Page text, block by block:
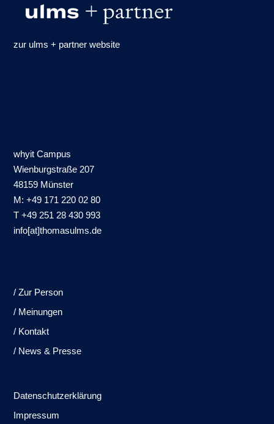
zur ulms + partner website
whyit Campus
Wienburgstraße 207
48159 Münster
M: +49 171 220 02 80
T +49 251 28 430 993
info[at]thomasulms.de
/ Zur Person
/ Meinungen
/ Kontakt
/ News & Presse
Datenschutzerklärung
Impressum